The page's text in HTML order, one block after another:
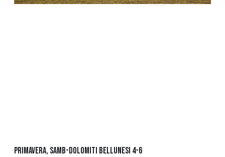
PRIMAVERA, SAMB-DOLOMITI BELLUNESI 4-6